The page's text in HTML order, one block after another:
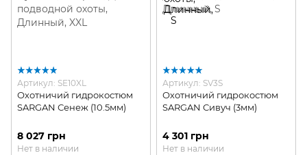
Артикул: SE10XL
Охотничий гидрокостюм
SARGAN Сенеж (10.5мм)
8 027 грн
Нет в наличии
Артикул: SV3S
Охотничий гидрокостюм
SARGAN Сивуч (3мм)
4 301 грн
Нет в наличии